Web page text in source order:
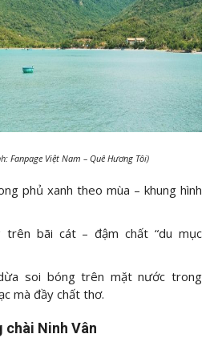
Fanpage Việt Nam – Quê Hương Tôi)
phủ xanh theo mùa – khung hình
trên bãi cát – đậm chất “du mục
soi bóng trên mặt nước trong
mà đầy chất thơ.
chài Ninh Vân